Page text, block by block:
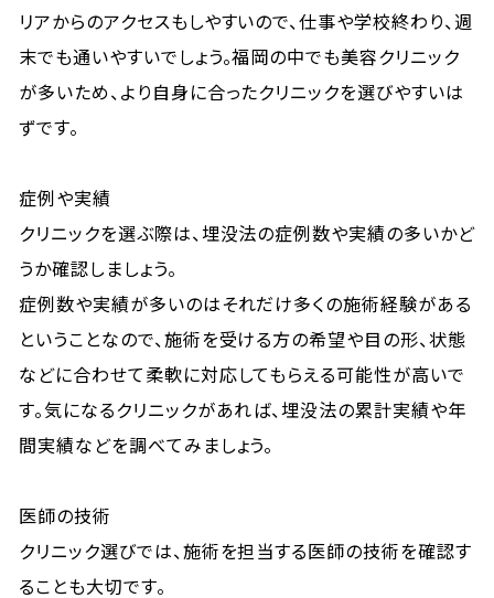
リアからのアクセスもしやすいので、仕事や学校終わり、週
末でも通いやすいでしょう。福岡の中でも美容クリニック
が多いため、より自身に合ったクリニックを選びやすいは
ずです。
症例や実績
クリニックを選ぶ際は、埋没法の症例数や実績の多いかど
うか確認しましょう。
症例数や実績が多いのはそれだけ多くの施術経験がある
ということなので、施術を受ける方の希望や目の形、状態
などに合わせて柔軟に対応してもらえる可能性が高いで
す。気になるクリニックがあれば、埋没法の累計実績や年
間実績などを調べてみましょう。
医師の技術
クリニック選びでは、施術を担当する医師の技術を確認す
ることも大切です。